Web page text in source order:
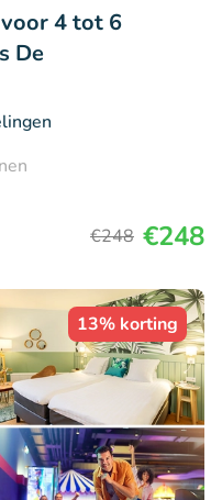
4 tot 6
De
€248 €248
13% korting